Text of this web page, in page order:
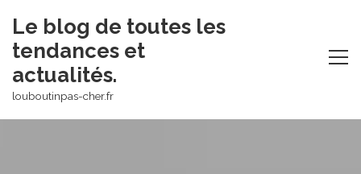
content
Le blog de toutes les
tendances et
actualités.
louboutinpas-cher.fr